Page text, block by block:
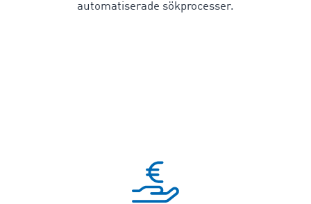
automatiserade sökprocesser.